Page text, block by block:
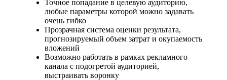
Точное попадание в целевую аудиторию,
любые параметры которой можно задавать
очень гибко
Прозрачная система оценки результата,
прогнозируемый объем затрат и окупаемость
вложений
Возможно работать в рамках рекламного
канала с подогретой аудиторией,
выстраивать воронку